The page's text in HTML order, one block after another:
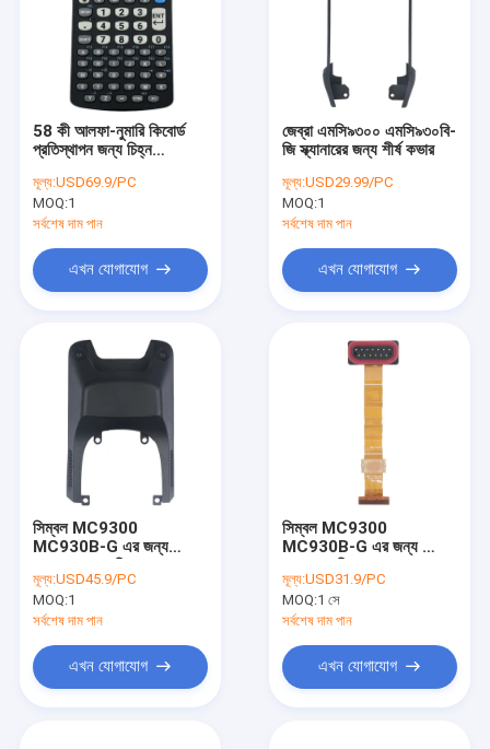
হানিওয়েল মোবাইল কম্পিউটার
ডেটালজিক
জেব্রা প্রিন্টার
গ্রাফিক কার্ড
প্রিন্টহেড
কম্পিউটার
58 কী আলফা-নুমারি কিবোর্ড
প্রতিস্থাপন জন্য চিহ্ন
মূল্য:USD69.9/PC
MOQ:1
সর্বশেষ দাম পান
এখন যোগাযোগ
জেব্রা এমসি৯৩০০ এমসি৯৩০বি-
জি স্ক্যানারের জন্য শীর্ষ কভার
মূল্য:USD29.99/PC
MOQ:1
সর্বশেষ দাম পান
এখন যোগাযোগ
সিম্বল MC9300
MC930B-G এর জন্য
ZEBRA স্ক্যানার কভার
মূল্য:USD45.9/PC
MOQ:1
সর্বশেষ দাম পান
এখন যোগাযোগ
সিম্বল MC9300
MC930B-G এর জন্য ফ্লেক্স
ZEBRA ব্যাটারি সংযোগকারী
মূল্য:USD31.9/PC
MOQ:1 সে
সর্বশেষ দাম পান
এখন যোগাযোগ